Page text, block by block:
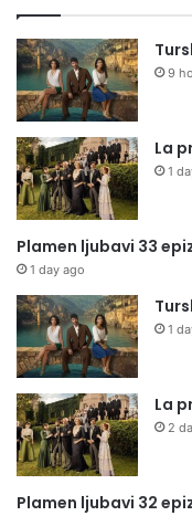
9
La
1
Plamen ljubavi 33
1 day ago
1
La
2
Plamen ljubavi 32